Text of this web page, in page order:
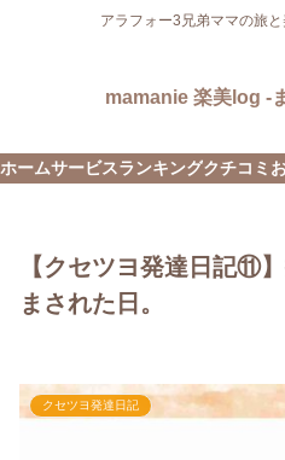
アラフォー3兄弟ママの旅
mamanie 楽美log -
ホームサービスランキングクチコミ
【クセツヨ発達日記⑪
まされた日。
クセツヨ発達日記